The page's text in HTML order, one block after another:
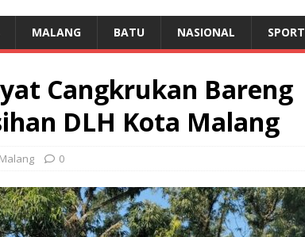
MALANG BATU NASIONAL SPORT
Cangkrukan Bareng
DLH Kota Malang
Malang 0